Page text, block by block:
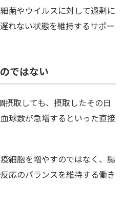
菌やウイルスに対して過剰に
れない状態を維持するサポー
ではない
取しても、摂取したその日
球数が急増するといった直接
細胞を増やすのではなく、腸
応のバランスを維持する働き